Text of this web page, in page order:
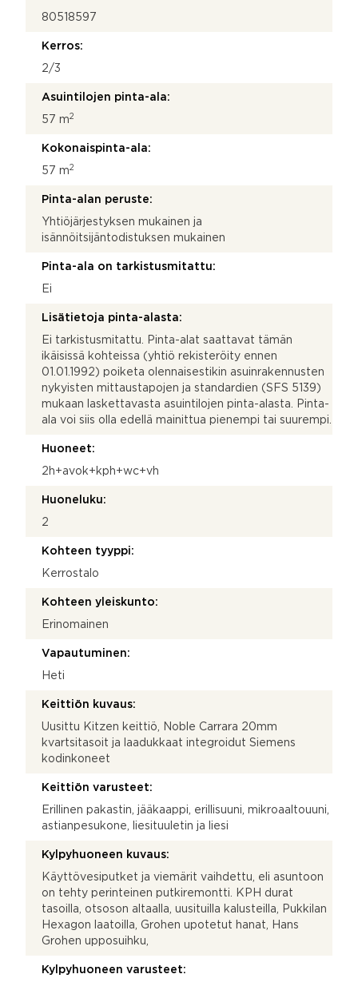
y
e
n
t
t
s
T
e
t
o
u
j
a
80518597
Kerros:
2/3
Asuintilojen pinta-ala:
57 m2
Kokonaispinta-ala:
57 m2
Pinta-alan peruste:
Yhtiöjärjestyksen mukainen ja
isännöitsijäntodistuksen mukainen
Pinta-ala on tarkistusmitattu:
Ei
Lisätietoja pinta-alasta:
Ei tarkistusmitattu. Pinta-alat saattavat tämän
ikäisissä kohteissa (yhtiö rekisteröity ennen
01.01.1992) poiketa olennaisestikin asuinrakennusten
nykyisten mittaustapojen ja standardien (SFS 5139)
mukaan laskettavasta asuintilojen pinta-alasta. Pinta-
ala voi siis olla edellä mainittua pienempi tai suurempi.
Huoneet:
2h+avok+kph+wc+vh
Huoneluku:
2
Kohteen tyyppi:
Kerrostalo
Kohteen yleiskunto:
Erinomainen
Vapautuminen:
Heti
Keittiön kuvaus:
Uusittu Kitzen keittiö, Noble Carrara 20mm
kvartsitasoit ja laadukkaat integroidut Siemens
kodinkoneet
Keittiön varusteet:
Erillinen pakastin, jääkaappi, erillisuuni, mikroaaltouuni,
astianpesukone, liesituuletin ja liesi
Kylpyhuoneen kuvaus:
Käyttövesiputket ja viemärit vaihdettu, eli asuntoon
on tehty perinteinen putkiremontti. KPH durat
tasoilla, otsoson altaalla, uusituilla kalusteilla, Pukkilan
Hexagon laatoilla, Grohen upotetut hanat, Hans
Grohen upposuihku,
Kylpyhuoneen varusteet: